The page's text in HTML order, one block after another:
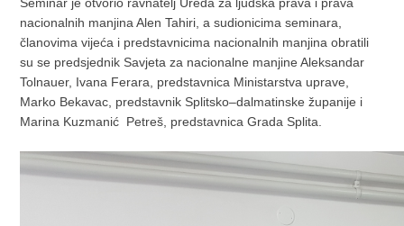
nacionalnih manjina Alen Tahiri, a sudionicima seminara,
članovima vijeća i predstavnicima nacionalnih manjina obratili
su se predsjednik Savjeta za nacionalne manjine Aleksandar
Tolnauer, Ivana Ferara, predstavnica Ministarstva uprave,
Marko Bekavac, predstavnik Splitsko–dalmatinske županije i
Marina Kuzmanić Petreš, predstavnica Grada Splita.